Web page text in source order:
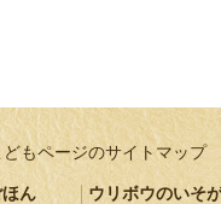
どもページのサイトマップ
ん ウリボウのいそ